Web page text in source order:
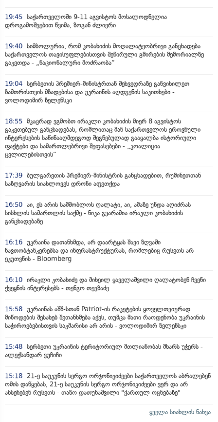
19:45 საქართველოში 9-11 აგვისტოს მოსალოდნელია
დროგამოშვებით წვიმა, ზოგან ძლიერი
19:40 სიმბოლურია, რომ კობახიძის მოღალატეობრივი განცხადება
საქართველოს თავისუფლებისთვის შეწირული გმირების მემორიალზე
გაკეთდა - „ნაციონალური მოძრაობა“
19:04 სერბეთის პრემიერ-მინისტრთან შეხვედრაზე განვიხილეთ
ზამთრისთვის მზადებისა და უკრაინის აღდგენის საკითხები -
ვოლოდიმირ ზელენსკი
18:55 მკაცრად ვგმობთ ირაკლი კობახიძის მიერ 8 აგვისტოს
გაკეთებულ განცხადებას, რომლითაც მან საქართველოს ეროვნული
ინტერესების საწინააღმდეგოდ შეგნებულად გააყალბა ისტორიული
ფაქტები და სამართლებრივი შეფასებები - „კოალიცია
ცვლილებისთვის“
17:39 ბულგარეთის პრემიერ-მინისტრის განცხადებით, რუმინეთთან
საზღვარის სიახლოვეს დრონი აფეთქდა
16:50 აი, ეს არის სამშობლოს ღალატი, აი, ამაზე უნდა აღიძრას
სისხლის სამართლის საქმე - ნიკა გვარამია ირაკლი კობახიძის
განცხადებაზე
16:16 უკრაინა დათანხმდა, არ დაარტყას შავი ზღვაში
ნავთობტანკერებსა და ინფრასტრუქტურას, რომლებიც რუსეთს არ
ეკუთვნის - Bloomberg
16:10 ირაკლი კობახიძე და მიხეილ ყაველაშვილი ღალატობენ ჩვენი
ქვეყნის ინტერესებს - თენგო თევზაძე
15:58 უკრაინას აშშ-სთან Patriot-ის რაკეტების ყოველთვიურად
მიწოდების შესახებ შეთანხმება აქვს, თუმცა მათი რაოდენობა უკრაინის
საჭიროებებისთვის საკმარისი არ არის - ვოლოდიმირ ზელენსკი
15:48 სერბეთი უკრაინის ტერიტორიულ მთლიანობას მხარს უჭერს -
ალექსანდარ ვუჩიჩი
15:18
21-ე საუკუნის სერგო ორჯონიკიძეები საქართველოს აბრალებენ
ომის დაწყებას, 21-ე საუკუნის სერგო ორჯონიკიძეები ვერ და არ
ახსენებენ რუსეთს - თაზო დათუნაშვილი "ქართულ ოცნებაზე"
ყველა სიახლის ნახვა